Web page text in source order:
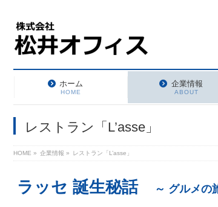
ホーム
HOME
企業情報
ABOUT
レストラン「L’asse」
HOME » 企業情報 » レストラン「L’asse」
ラッセ 誕生秘話 ～ グルメの